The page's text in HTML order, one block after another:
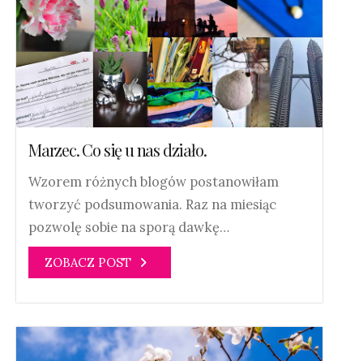
Marzec. Co się u nas działo.
Wzorem różnych blogów postanowiłam
tworzyć podsumowania. Raz na miesiąc
pozwolę sobie na sporą dawkę…
ZOBACZ POST